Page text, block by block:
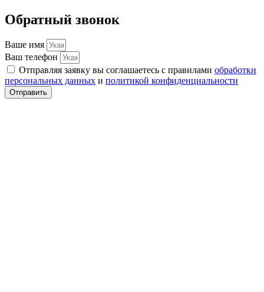
Обратный звонок
Ваше имя
Ваш телефон
Отправляя заявку вы соглашаетесь с правилами обработки
персональных данных и политикой конфиденциальности
Отправить